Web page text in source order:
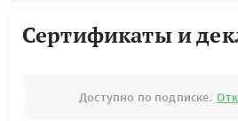
Сертификаты и
Доступно по подписке.